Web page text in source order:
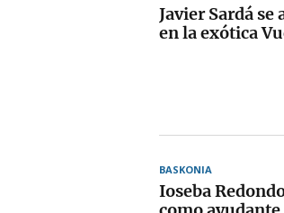
Javier Sardá
en la exótica
BASKONIA
Ioseba